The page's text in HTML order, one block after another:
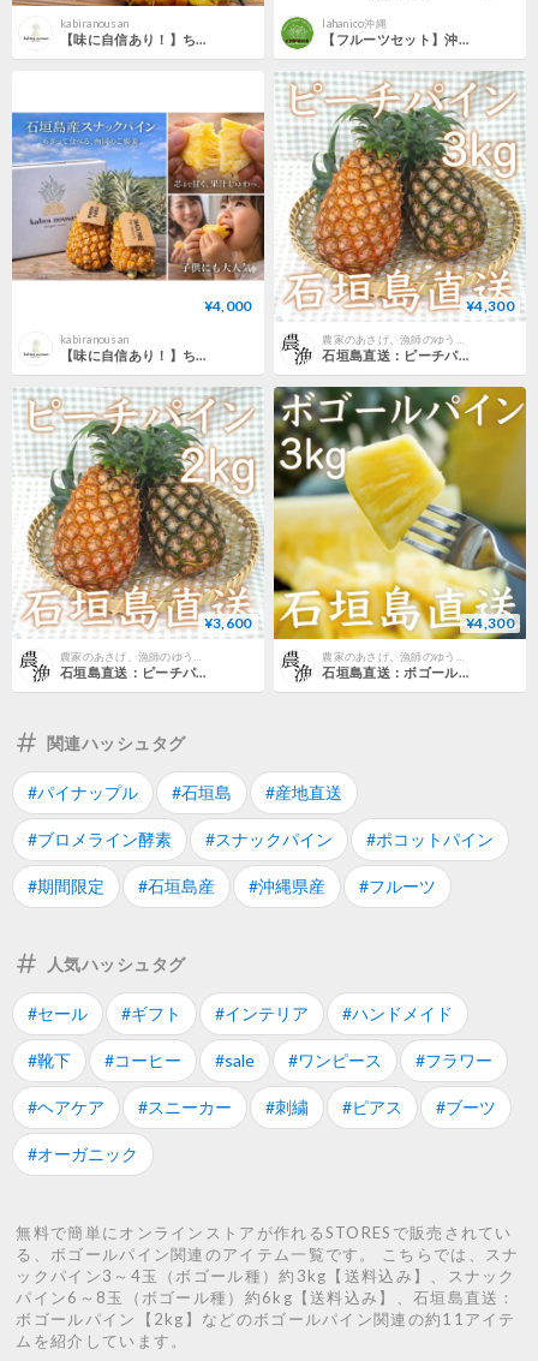
kabiranousan
【味に自信あり！】ちぎって食べれる！【石垣島産】パイナップル ボゴールスナックパイン 6玉 ５．５〜６．５kg
lahanico沖縄
【フルーツセット】沖縄産｜季節のトロピカルフルーツセット
¥4,000
kabiranousan
【味に自信あり！】ちぎって食べれる！【石垣島産】パイナップル ボゴールスナックパイン 3玉 ２．５〜３．５kg
¥4,300
農家のあさげ、漁師のゆうげ。
石垣島直送：ピーチパイン【お得な3kg！】
¥3,600
石垣島直送：ピーチパイン【2kg】
¥4,300
石垣島直送：ボゴールパイン【お得な3kg！】
関連ハッシュタグ
#パイナップル #石垣島 #産地直送
#ブロメライン酵素 #スナックパイン #ポコットパイン
#期間限定 #石垣島産 #沖縄県産 #フルーツ
人気ハッシュタグ
#セール #ギフト #インテリア #ハンドメイド
#靴下 #コーヒー #sale #ワンピース #フラワー
#ヘアケア #スニーカー #刺繍 #ピアス #ブーツ
#オーガニック
無料で簡単にオンラインストアが作れるSTORESで販売されてい
る、ボゴールパイン関連のアイテム一覧です。 こちらでは、スナ
ックパイン3～4玉（ボゴール種）約3kg【送料込み】、スナック
パイン6～8玉（ボゴール種）約6kg【送料込み】、石垣島直送：
ボゴールパイン【2kg】などのボゴールパイン関連の約11アイテ
ムを紹介しています。